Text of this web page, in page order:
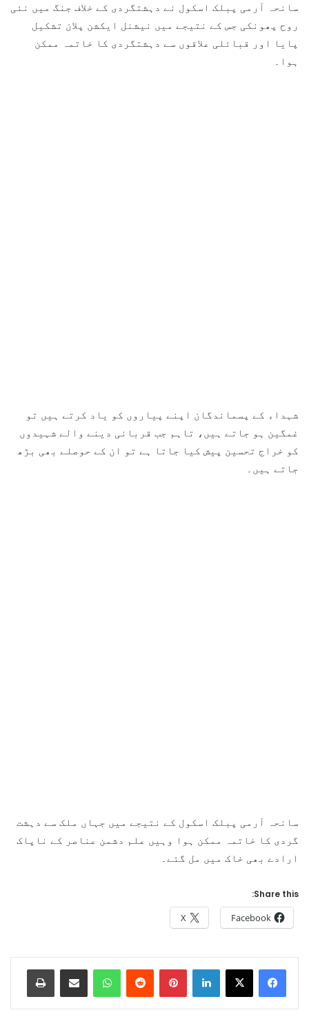
سانحہ آرمی پبلک اسکول نے دہشتگردی کے خلاف جنگ میں نئی
روح پھونکی جس کے نتیجے میں نیشنل ایکشن پلان تشکیل
پایا اور قبائلی علاقوں سے دہشتگردی کا خاتمہ ممکن
ہوا۔
شہداء کے پسماندگان اپنے پیاروں کو یاد کرتے ہیں تو
غمگین ہو جاتے ہیں، تاہم جب قربانی دینے والے شہیدوں
کو خراج تحسین پیش کیا جاتا ہے تو ان کے حوصلے بھی بڑھ
جاتے ہیں۔
سانحہ آرمی پبلک اسکول کے نتیجے میں جہاں ملک سے دہشت
گردی کا خاتمہ ممکن ہوا وہیں علم دشمن عناصر کے ناپاک
ارادے بھی خاک میں مل گئے۔
Share this:
Facebook
X
LinkedIn
Pinterest
Reddit
WhatsApp
Share via Email
Print